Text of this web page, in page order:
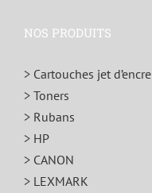
NOS PRODUITS
> Cartouches jet d’encre
> Toners
> Rubans
> HP
> CANON
> LEXMARK